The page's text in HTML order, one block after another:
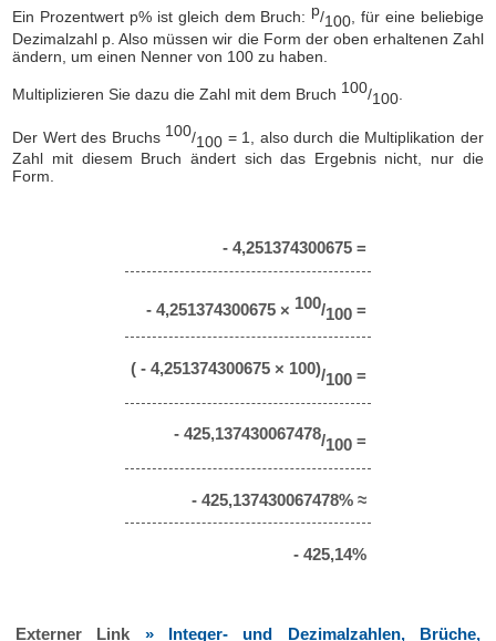
Ein Prozentwert p% ist gleich dem Bruch: p/100 , für eine beliebige
Dezimalzahl p. Also müssen wir die Form der oben erhaltenen Zahl
ändern, um einen Nenner von 100 zu haben.
Multiplizieren Sie dazu die Zahl mit dem Bruch 100/100
Der Wert des Bruchs 100/100 = 1, also durch die Multiplikation der
Zahl mit diesem Bruch ändert sich das Ergebnis nicht, nur die
Form.
- 4,251374300675 =
- 4,251374300675 × 100/100=
( - 4,251374300675 × 100)/100=
- 425,137430067478/100=
- 425,137430067478% ≈
- 425,14%
Externer Link » Integer- und Dezimalzahlen, Brüche,